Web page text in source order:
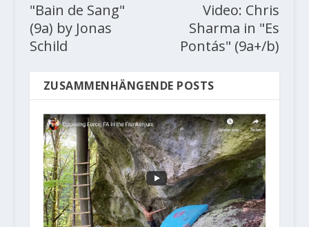
"Bain de Sang"
(9a) by Jonas
Schild
Video: Chris
Sharma in "Es
Pontás" (9a+/b)
ZUSAMMENHÄNGENDE POSTS